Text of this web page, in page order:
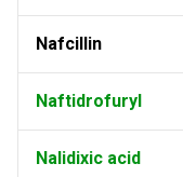
Nafcillin
Naftidrofuryl
Nalidixic acid